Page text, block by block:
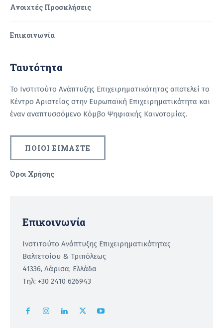
Ανοιχτές Προσκλήσεις
Επικοινωνία
Ταυτότητα
Το Ινστιτούτο Ανάπτυξης Επιχειρηματικότητας αποτελεί το
Κέντρο Αριστείας στην Ευρωπαϊκή Επιχειρηματικότητα και
έναν αναπτυσσόμενο Κόμβο Ψηφιακής Καινοτομίας.
ΠΟΙΟΙ ΕΙΜΑΣΤΕ
Όροι Χρήσης
Επικοινωνία
Ινστιτούτο Ανάπτυξης Επιχειρηματικότητας
Βαλτετσίου & Τριπόλεως
41336, Λάρισα, Ελλάδα
Τηλ: +30 2410 626943